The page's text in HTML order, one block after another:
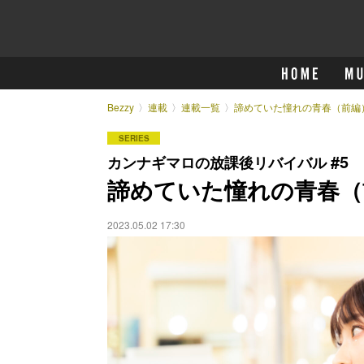
Bezzy 連載 連載一覧 諦めていた憧れの青春（前編
SERIES
カンナギマロの放課後リバイバル#5
諦めていた憧れの青春
2023.05.02 17:30